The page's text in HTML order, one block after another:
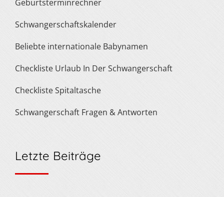
Geburtsterminrechner
Schwangerschaftskalender
Beliebte internationale Babynamen
Checkliste Urlaub In Der Schwangerschaft
Checkliste Spitaltasche
Schwangerschaft Fragen & Antworten
Letzte Beiträge